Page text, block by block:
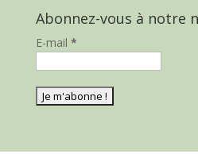
Abonnez-vous à notre
E-mail *